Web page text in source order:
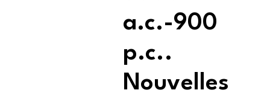
a.c.-900
p.c..
Nouvelles